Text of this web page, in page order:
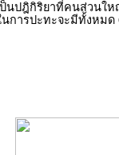
นปฎิกิริยาที่คนส่วนใ
การปะทะจะมีทั้งหมด